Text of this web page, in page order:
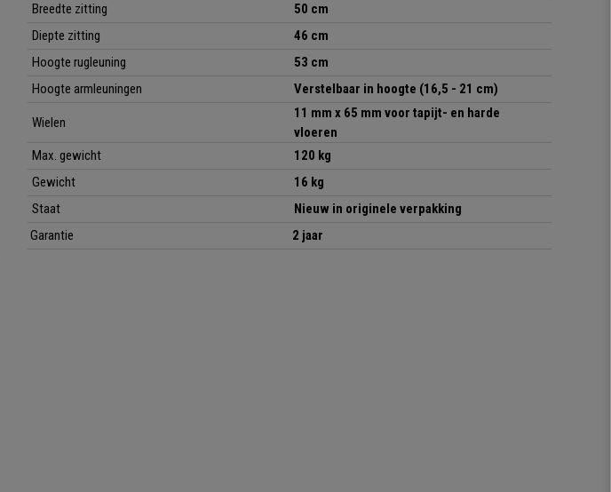
Breedte zitting
50 cm
Diepte zitting
46 cm
Hoogte rugleuning
53 cm
Hoogte armleuningen
Verstelbaar in hoogte (16,5 - 21 cm)
Wielen
11 mm x 65 mm voor tapijt- en harde
vloeren
Max. gewicht
120 kg
Gewicht
16 kg
Staat
Nieuw in originele verpakking
Garantie
2 jaar